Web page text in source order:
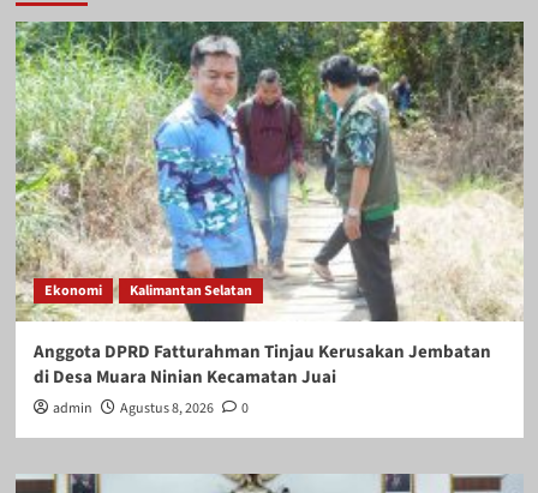
Ekonomi Kalimantan Selatan
Anggota DPRD Fatturahman Tinjau Kerusakan Jembatan
di Desa Muara Ninian Kecamatan Juai
admin Agustus 8, 2026 0